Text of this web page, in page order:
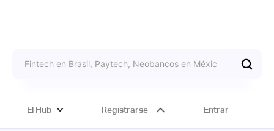
El Hub Registrarse Entrar